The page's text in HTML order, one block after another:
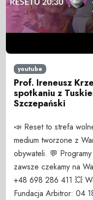
youtube
Prof. Ireneusz
spotkaniu z
Szczepański
📣 Reset to strefa
medium tworzone z
obywateli. 💬
zawsze czekamy na
+48 698 286 411 💥
Fundacja Arbitror: 04